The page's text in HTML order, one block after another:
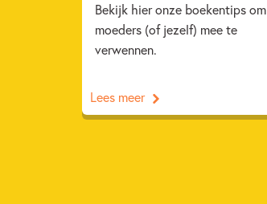
Bekijk hier onze boekentips om
moeders (of jezelf) mee te
verwennen.
Lees meer